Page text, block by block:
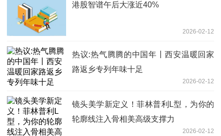
港股智谱午后大涨近40%
2026-02-12
热议:热气腾腾的中国年丨西安温暖回家
路返乡专列年味十足
2026-02-12
镜头美学新定义！菲林普利L型，为你的
轮廓线注入骨相美高级支撑力
2026-02-12